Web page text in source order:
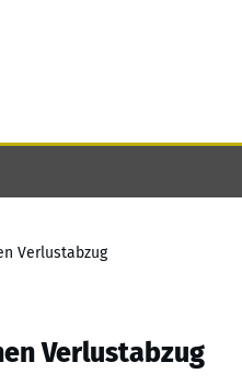
Verlustabzug
Verlustabzug